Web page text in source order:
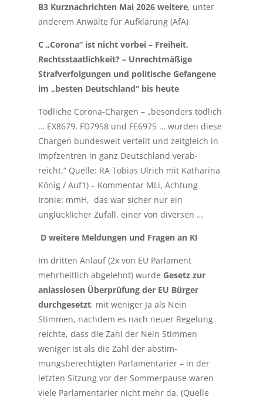
B3 Kurznachrichten Mai 2026 weitere, unter
anderem Anwälte für Aufklärung (AfA)
C „Corona“ ist nicht vorbei – Freiheit,
Rechtsstaatlichkeit?– Unrechtmäßige
Strafverfolgungen und politische Gefangene
im „besten Deutschland“ bis heute
Tödliche Corona-Chargen – „besonders tödlich
… EX8679, FD7958 und FE6975 … wurden diese
Chargen bundesweit verteilt und zeitgleich in
Impfzentren in ganz Deutschland verab-
reicht.“ Quelle: RA Tobias Ulrich mit Katharina
König / Auf1) – Kommentar MLi, Achtung
Ironie: mmH, das war sicher nur ein
unglücklicher Zufall, einer von diversen …
D weitere Meldungen und Fragen an KI
Im dritten Anlauf (2x von EU Parlament
mehrheitlich abgelehnt) wurde Gesetz zur
anlasslosen Überprüfung der EU Bürger
durchgesetzt, mit weniger Ja als Nein
Stimmen, nachdem es nach neuer Regelung
reichte, dass die Zahl der Nein Stimmen
weniger ist als die Zahl der abstim-
mungsberechtigten Parlamentarier – in der
letzten Sitzung vor der Sommerpause waren
viele Parlamentarier nicht mehr da. (Quelle